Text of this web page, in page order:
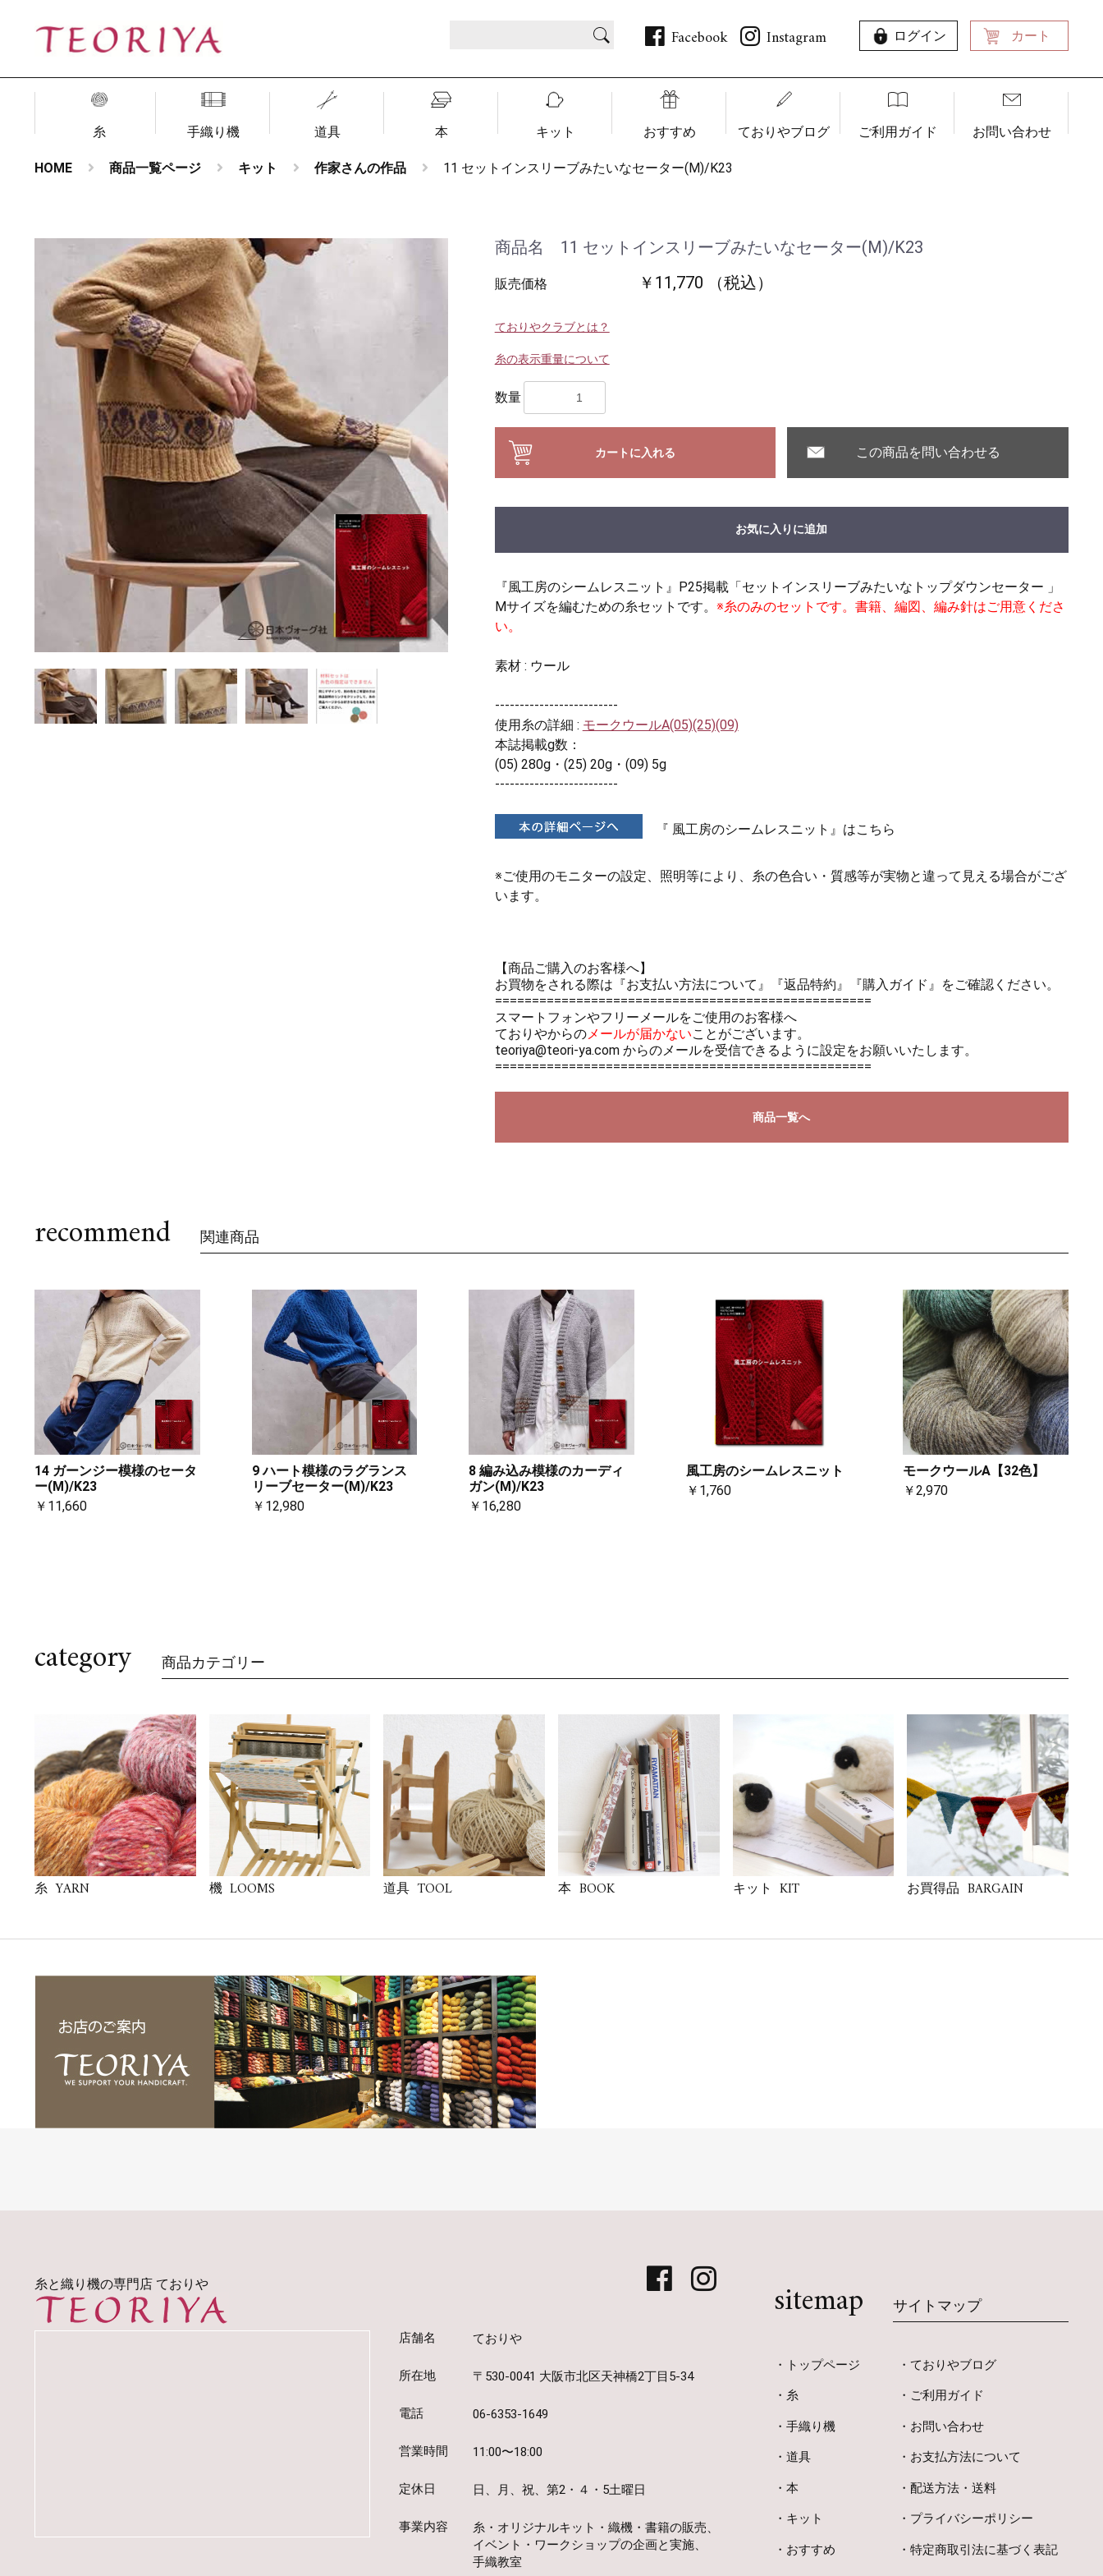
Facebook Instagram ログイン カート
糸 手織り機 道具 本 キット おすすめ ておりやブログ ご利用ガイド お問い合わせ
HOME 商品一覧ページ キット 作家さんの作品 11 セットインスリーブみたいなセーター(M)/K23
商品名 11 セットインスリーブみたいなセーター(M)/K23
販売価格 ￥11,770 （税込）
ておりやクラブとは？
糸の表示重量について
数量
カートに入れる この商品を問い合わせる
お気に入りに追加
『風工房のシームレスニット』P25掲載「セットインスリーブみたいなトップダウンセーター 」
Mサイズを編むための糸セットです。 ※糸のみのセットです。書籍、編図、編み針はご用意くださ
い。
素材 : ウール
-------------------------
使用糸の詳細 : モークウールA(05)(25)(09)
本誌掲載g数：
(05) 280g・(25) 20g・(09) 5g
-------------------------
『 風工房のシームレスニット』はこちら
※ご使用のモニターの設定、照明等により、糸の色合い・質感等が実物と違って見える場合がござ
います。
【商品ご購入のお客様へ】
お買物をされる際は 『お支払い方法について』 『返品特約』 『購入ガイド』 をご確認ください。
===================================================
スマートフォンやフリーメールをご使用のお客様へ
ておりやからのメールが届かないことがございます。
teoriya@teori-ya.com からのメールを受信できるように設定をお願いいたします。
===================================================
商品一覧へ
recommend 関連商品
14 ガーンジー模様のセータ
ー(M)/K23
￥11,660
9 ハート模様のラグランス
リーブセーター(M)/K23
￥12,980
8 編み込み模様のカーディ
ガン(M)/K23
￥16,280
風工房のシームレスニット
￥1,760
モークウールA【32色】
￥2,970
category 商品カテゴリー
糸 YARN 機 LOOMS 道具 TOOL 本 BOOK キット KIT お買得品 BARGAIN
糸と織り機の専門店 ておりや
店舗名 ておりや
所在地 〒530-0041 大阪市北区天神橋2丁目5-34
電話 06-6353-1649
営業時間 11:00〜18:00
定休日 日、月、祝、第2・４・5土曜日
事業内容
糸・オリジナルキット・織機・書籍の販売、
イベント・ワークショップの企画と実施、
手織教室
sitemap サイトマップ
トップページ
糸
手織り機
道具
本
キット
おすすめ
ておりやブログ
ご利用ガイド
お問い合わせ
お支払方法について
配送方法・送料
プライバシーポリシー
特定商取引法に基づく表記